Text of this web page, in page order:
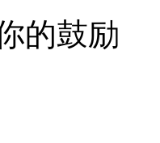
的鼓励